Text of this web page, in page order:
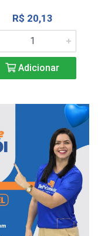
R$ 20,13
Adicionar